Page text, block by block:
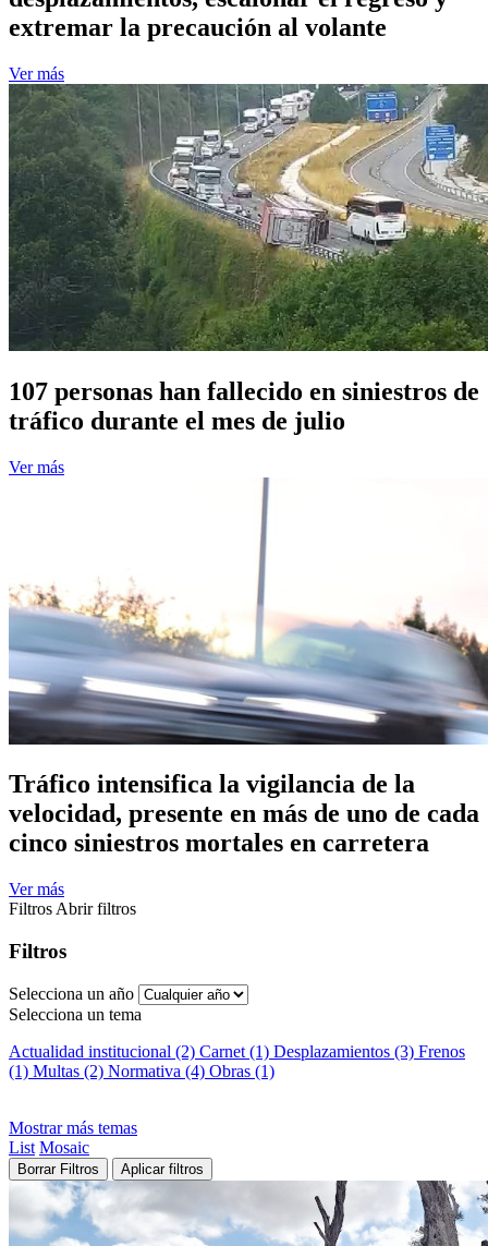
extremar la precaución al volante
Ver más
107 personas han fallecido en siniestros de
tráfico durante el mes de julio
Ver más
Tráfico intensifica la vigilancia de la
velocidad, presente en más de uno de cada
cinco siniestros mortales en carretera
Ver más
Filtros Abrir filtros
Filtros
Selecciona un año
Selecciona un tema
Actualidad institucional (2) Carnet (1) Desplazamientos (3) Frenos
(1) Multas (2) Normativa (4) Obras (1)
Mostrar más temas
List Mosaic
Borrar Filtros Aplicar filtros